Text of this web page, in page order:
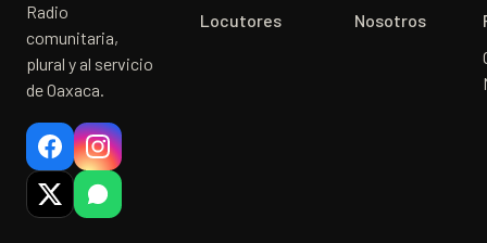
Radio
comunitaria,
plural y al servicio
de Oaxaca.
Locutores
Nosotros